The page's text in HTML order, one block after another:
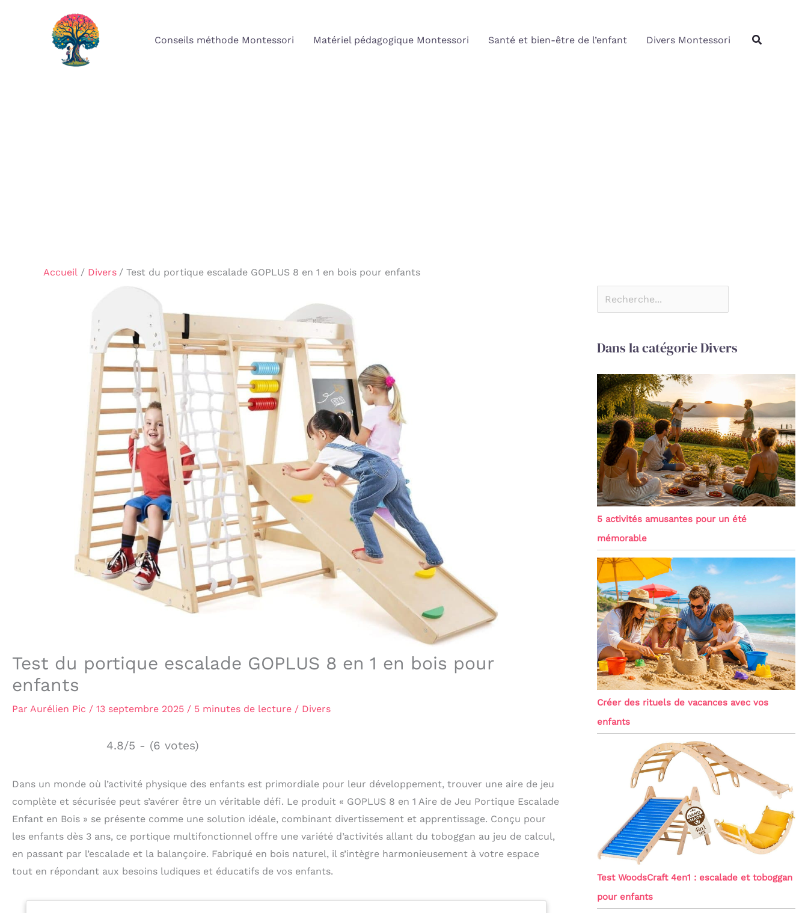
Conseils méthode Montessori Matériel pédagogique Montessori Santé et bien-être de l’enfant Divers Montessori
Accueil Divers Test du portique escalade GOPLUS 8 en 1 en bois pour enfants
Test du portique escalade GOPLUS 8 en 1 en bois pour
enfants
Par Aurélien Pic / 13 septembre 2025 / 5 minutes de lecture / Divers
4.8/5 - (6 votes)
Dans un monde où l’activité physique des enfants est primordiale pour leur développement, trouver une aire de jeu
complète et sécurisée peut s’avérer être un véritable défi. Le produit « GOPLUS 8 en 1 Aire de Jeu Portique Escalade
Enfant en Bois » se présente comme une solution idéale, combinant divertissement et apprentissage. Conçu pour
les enfants dès 3 ans, ce portique multifonctionnel offre une variété d’activités allant du toboggan au jeu de calcul,
en passant par l’escalade et la balançoire. Fabriqué en bois naturel, il s’intègre harmonieusement à votre espace
tout en répondant aux besoins ludiques et éducatifs de vos enfants.
Dans la catégorie Divers
5 activités amusantes pour un été
mémorable
Créer des rituels de vacances avec vos
enfants
Test WoodsCraft 4en1 : escalade et toboggan
pour enfants